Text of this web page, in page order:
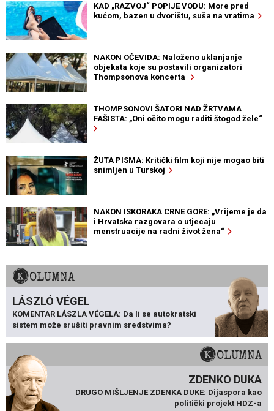
KAD „RAZVOJ“ POPIJE VODU: More pred
kućom, bazen u dvorištu, suša na vratima
NAKON OČEVIDA: Naloženo uklanjanje
objekata koje su postavili organizatori
Thompsonova koncerta
THOMPSONOVI ŠATORI NAD ŽRTVAMA
FAŠISTA: „Oni očito mogu raditi štogod žele“
ŽUTA PISMA: Kritički film koji nije mogao biti
snimljen u Turskoj
NAKON ISKORAKA CRNE GORE: „Vrijeme je da
i Hrvatska razgovara o utjecaju
menstruacije na radni život žena“
KOLUMNA
LÁSZLÓ VÉGEL
KOMENTAR LÁSZLA VÉGELA: Da li se autokratski
sistem može srušiti pravnim sredstvima?
KOLUMNA
ZDENKO DUKA
DRUGO MIŠLJENJE ZDENKA DUKE: Dijaspora kao
politički projekt HDZ-a